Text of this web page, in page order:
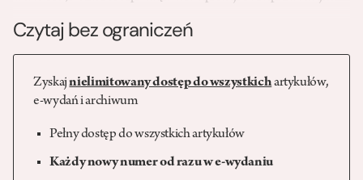
Czytaj bez ograniczeń
Zyskajnielimitowany dostęp do wszystkichartykułów,
e-wydań i archiwum
Pełny dostęp do wszystkich artykułów
Każdy nowy numer od razu w e-wydaniu